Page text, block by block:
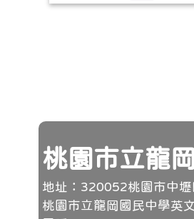
頁尾
桃園市立龍
地址：320052桃園市中
桃園市立龍岡國民中學英